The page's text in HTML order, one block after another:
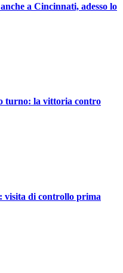
a Cincinnati, adesso lo
turno: la vittoria contro
visita di controllo prima